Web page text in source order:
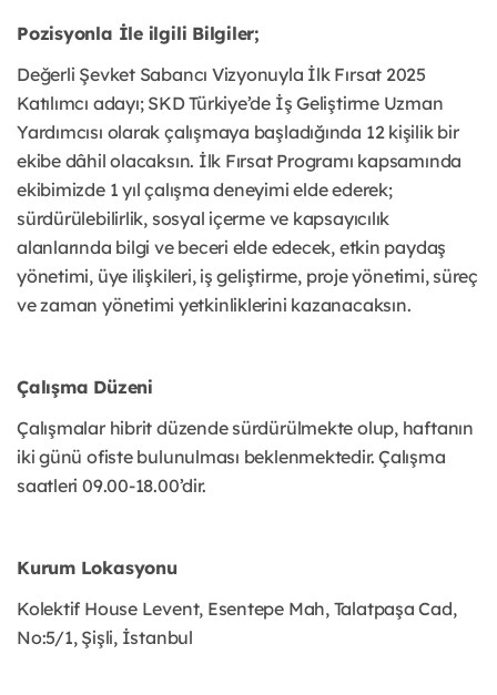
Pozisyonla İle ilgili Bilgiler;
Değerli Şevket Sabancı Vizyonuyla İlk Fırsat 2025
Katılımcı adayı; SKD Türkiye’de İş Geliştirme Uzman
Yardımcısı olarak çalışmaya başladığında 12 kişilik bir
ekibe dâhil olacaksın. İlk Fırsat Programı kapsamında
ekibimizde 1 yıl çalışma deneyimi elde ederek;
sürdürülebilirlik, sosyal içerme ve kapsayıcılık
alanlarında bilgi ve beceri elde edecek, etkin paydaş
yönetimi, üye ilişkileri, iş geliştirme, proje yönetimi, süreç
ve zaman yönetimi yetkinliklerini kazanacaksın.
Çalışma Düzeni
Çalışmalar hibrit düzende sürdürülmekte olup, haftanın
iki günü ofiste bulunulması beklenmektedir. Çalışma
saatleri 09.00-18.00’dir.
Kurum Lokasyonu
Kolektif House Levent, Esentepe Mah, Talatpaşa Cad,
No:5/1, Şişli, İstanbul